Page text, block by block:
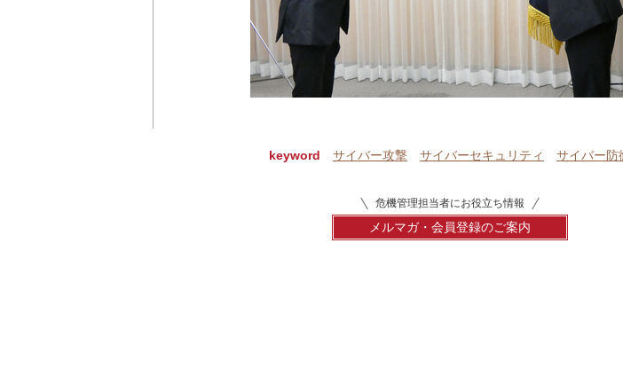
keyword サイバー攻撃 サイバーセキュリティ サイバー防
危機管理担当者にお役立ち情報
メルマガ・会員登録のご案内